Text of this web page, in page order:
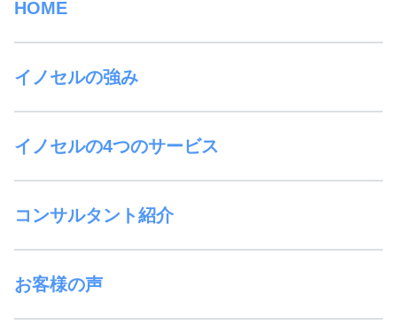
HOME
イノセルの強み
イノセルの4つのサービス
コンサルタント紹介
お客様の声